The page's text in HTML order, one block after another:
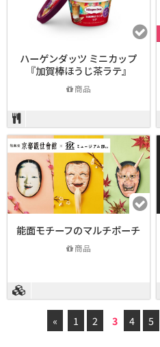
ハーゲンダッツ ミニカップ
『加賀棒ほうじ茶ラテ』
商品
能面モチーフのマルチポーチ
商品
« 1 2 3 4 5